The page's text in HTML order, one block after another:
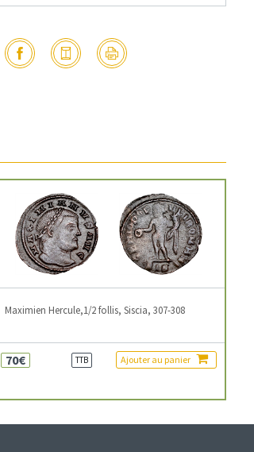
Maximien Hercule,1/2 follis, Siscia, 307-308
70€ TTB Ajouter au panier